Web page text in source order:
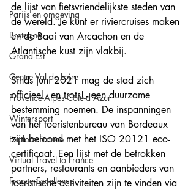
Parijs en omgeving
Bretagne
Grand-Est
Centre Val de Loire
Provence-Alpes-Côte-d'Azur
Wintersport
Explore France
Virtual Travel to France
France Excellence
de lijst van fietsvriendelijkste steden van
de wereld. Je kunt er riviercruises maken
en de Baai van Arcachon en de
Atlantische kust zijn vlakbij.
Sinds juni 2021 mag de stad zich
officieel - en trots! - een duurzame
bestemming noemen. De inspanningen
van het toeristenbureau van Bordeaux
zijn beloond met het ISO 20121 eco-
certificaat. Een lijst met de betrokken
partners, restaurants en aanbieders van
toeristische activiteiten zijn te vinden via